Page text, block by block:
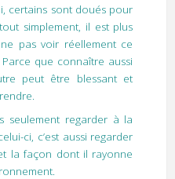
certains sont doués pour
simplement, il est plus
pas voir réellement ce
Parce que connaître aussi
peut être blessant et
seulement regarder à la
ci, c’est aussi regarder
la façon dont il rayonne